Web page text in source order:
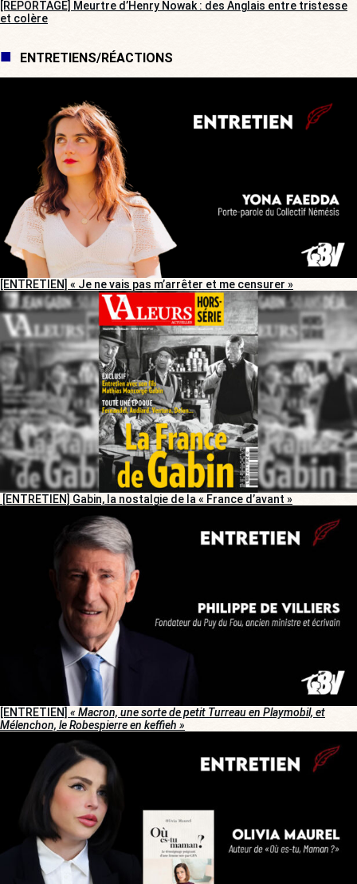
[REPORTAGE] Meurtre d’Henry Nowak : des Anglais entre tristesse
et colère
ENTRETIENS/RÉACTIONS
[ENTRETIEN] « Je ne vais pas m’arrêter et me censurer »
[ENTRETIEN] Gabin, la nostalgie de la « France d’avant »
[ENTRETIEN] « Macron, une sorte de petit Turreau en Playmobil, et
Mélenchon, le Robespierre en keffieh »